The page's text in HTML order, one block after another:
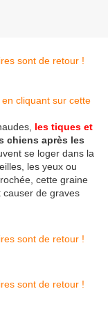
cliquant sur cette
les tiques et
chiens après les
se loger dans la
les yeux ou
cette graine
causer de graves